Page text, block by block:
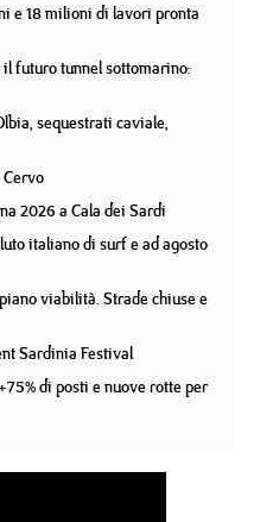
e 18 milioni di lavori pronta
futuro tunnel sottomarino:
sequestrati caviale,
2026 a Cala dei Sardi
italiano di surf e ad agosto
viabilità. Strade chiuse e
Sardinia Festival
di posti e nuove rotte per